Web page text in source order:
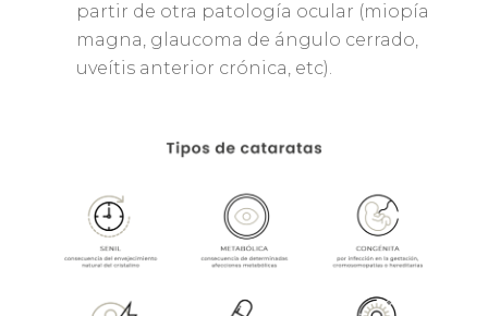
partir de otra patología ocular (miopía
magna, glaucoma de ángulo cerrado,
uveítis anterior crónica, etc).